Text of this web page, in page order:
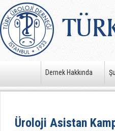
Dernek Hakkında
Üroloji Asistan